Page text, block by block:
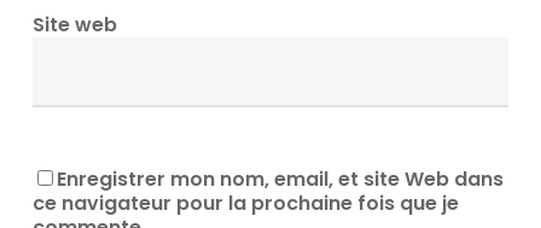
Site web
Enregistrer mon nom, email, et site Web dans
ce navigateur pour la prochaine fois que je